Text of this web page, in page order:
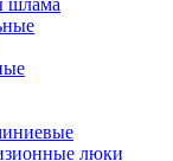
шлама
люки